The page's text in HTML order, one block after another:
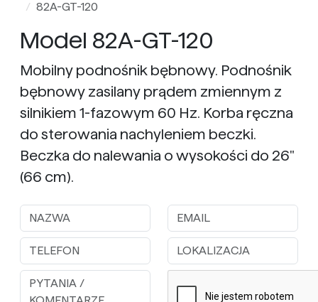
82A-GT-120
Model 82A-GT-120
Mobilny podnośnik bębnowy. Podnośnik
bębnowy zasilany prądem zmiennym z
silnikiem 1-fazowym 60 Hz. Korba ręczna
do sterowania nachyleniem beczki.
Beczka do nalewania o wysokości do 26"
(66 cm).